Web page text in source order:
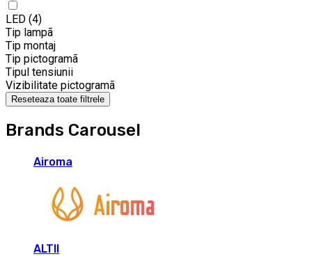
LED (4)
Tip lampã
Tip montaj
Tip pictogramã
Tipul tensiunii
Vizibilitate pictogramã
Reseteaza toate filtrele
Brands Carousel
Airoma
ALTII